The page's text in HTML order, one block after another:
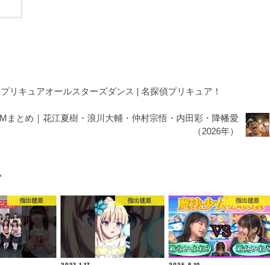
リキュアオールスターズダンス | 名探偵プリキュア！
まとめ｜花江夏樹・浪川大輔・仲村宗悟・内田彩・降幡愛
（2026年）
指出毬亜 指出毬亜 指出毬亜